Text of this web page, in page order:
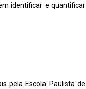
identificar e quantificar
pela Escola Paulista de